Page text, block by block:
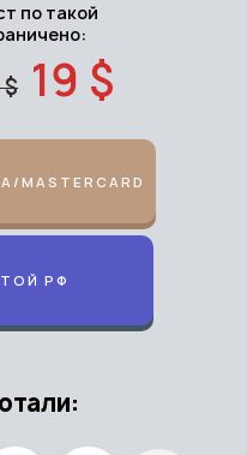
19 $
РФ
по такой